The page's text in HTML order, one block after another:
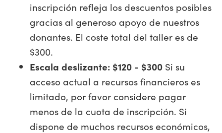
inscripción refleja los descuentos posibles
gracias al generoso apoyo de nuestros
donantes. El coste total del taller es de
$300.
Escala deslizante: $120 - $300 Si su
acceso actual a recursos financieros es
limitado, por favor considere pagar
menos de la cuota de inscripción. Si
dispone de muchos recursos económicos,